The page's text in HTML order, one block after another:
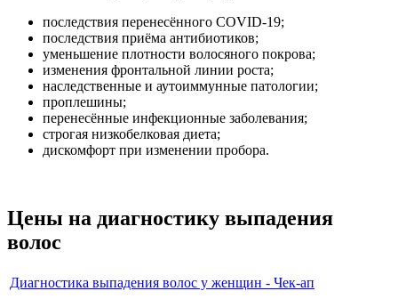
последствия перенесённого COVID-19;
последствия приёма антибиотиков;
уменьшение плотности волосяного покрова;
изменения фронтальной линии роста;
наследственные и аутоиммунные патологии;
проплешины;
перенесённые инфекционные заболевания;
строгая низкобелковая диета;
дискомфорт при изменении пробора.
Цены на диагностику выпадения
волос
Диагностика выпадения волос у женщин - Чек-ап